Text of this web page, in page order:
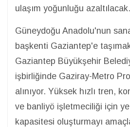
ulaşım yoğunluğu azaltılacak.
Güneydoğu Anadolu'nun
başkenti Gaziantep'e
Gaziantep Büyükşehir
işbirliğinde Gaziray-Metro
alınıyor. Yüksek hızlı tren,
ve banliyö işletmeciliği için
kapasitesi oluşturmayı